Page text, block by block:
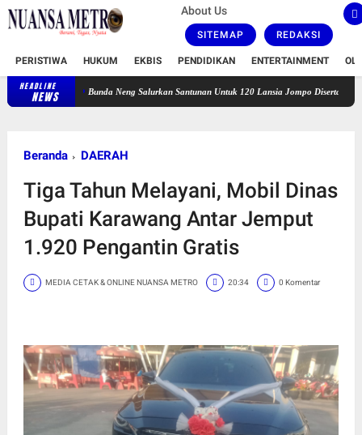
About Us
SITEMAP REDAKSI
PERISTIWA HUKUM EKBIS PENDIDIKAN ENTERTAINMENT
HEADLINE
NEWS
Bunda Neng Salurkan Santunan Untuk 120 Lansia Jompo Disertai Zikir dan Doa
Beranda DAERAH
Tiga Tahun Melayani, Mobil Dinas
Bupati Karawang Antar Jemput
1.920 Pengantin Gratis
MEDIA CETAK & ONLINE NUANSA METRO 20:34 0 Komentar